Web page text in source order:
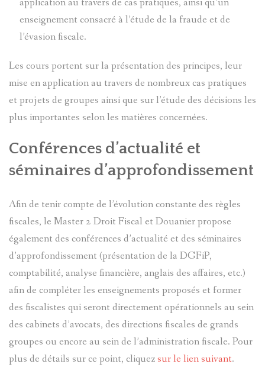
application au travers de cas pratiques, ainsi qu’un
enseignement consacré à l’étude de la fraude et de
l’évasion fiscale.
Les cours portent sur la présentation des principes, leur
mise en application au travers de nombreux cas pratiques
et projets de groupes ainsi que sur l’étude des décisions les
plus importantes selon les matières concernées.
Conférences d’actualité et
séminaires d’approfondissement
Afin de tenir compte de l’évolution constante des règles
fiscales, le Master 2 Droit Fiscal et Douanier propose
également des conférences d’actualité et des séminaires
d’approfondissement (présentation de la DGFiP,
comptabilité, analyse financière, anglais des affaires, etc.)
afin de compléter les enseignements proposés et former
des fiscalistes qui seront directement opérationnels au sein
des cabinets d’avocats, des directions fiscales de grands
groupes ou encore au sein de l’administration fiscale. Pour
plus de détails sur ce point, cliquezsur le lien suivant.